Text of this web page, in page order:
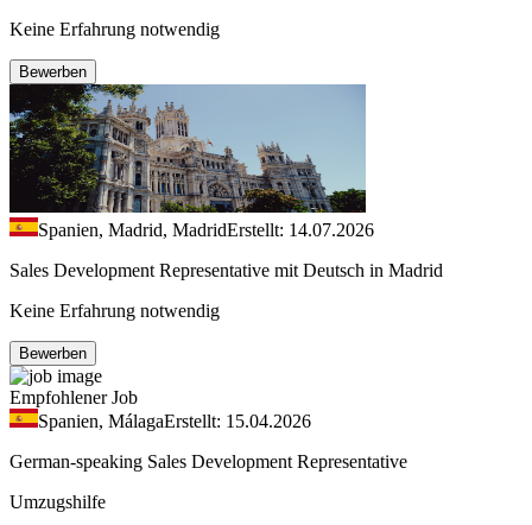
Keine Erfahrung notwendig
Bewerben
Spanien, Madrid, MadridErstellt: 14.07.2026
Sales Development Representative mit Deutsch in Madrid
Keine Erfahrung notwendig
Bewerben
Empfohlener Job
Spanien, MálagaErstellt: 15.04.2026
German-speaking Sales Development Representative
Umzugshilfe